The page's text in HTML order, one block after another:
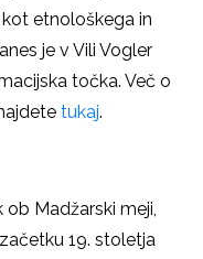
etnološkega in
je v Vili Vogler
točka. Več o
tukaj.
ob Madžarski meji,
19. stoletja